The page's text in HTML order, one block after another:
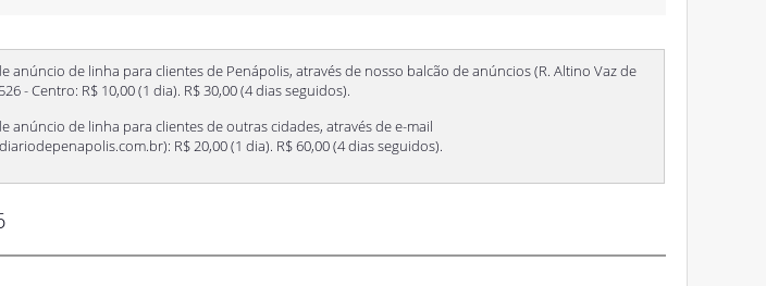
anúncio de linha para clientes de Penápolis, através de nosso balcão de anúncios (R. Altino Vaz de
- Centro: R$ 10,00 (1 dia). R$ 30,00 (4 dias seguidos).
anúncio de linha para clientes de outras cidades, através de e-mail
): R$ 20,00 (1 dia). R$ 60,00 (4 dias seguidos).